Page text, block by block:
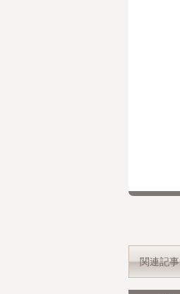
関連記事